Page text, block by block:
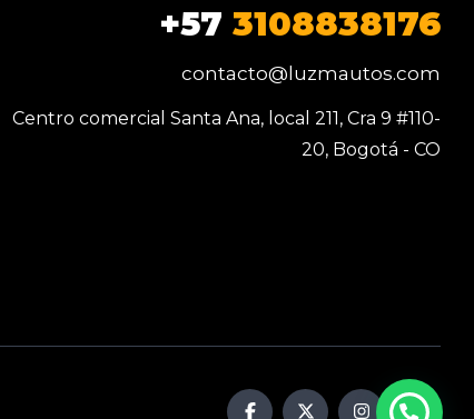
+57 3108838176
contacto@luzmautos.com
Centro comercial Santa Ana, local 211, Cra 9 #110-
20, Bogotá - CO